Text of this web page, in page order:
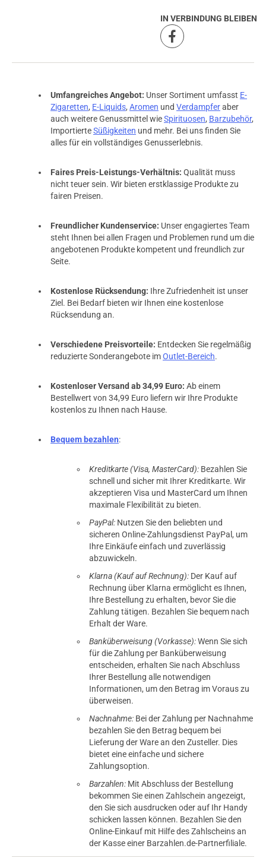
verifizierter Onlinekauf.
Hammer..........................
31.03.2021 — via
Trustedshops.de
Thomas F.
Mein Lieblings Aroma von Antimatter. Leichte Kühle und
schöner Beeren Geschmack.
23.01.2021 — via Trustedshops.de
einem Kunden
16.01.2021 — via
Trustedshops.de
einem Kunden
Absolute Empfehlung, mein lieblingsliquid,muss man
23.12.2020 — viaTrustedshops.de
verifizierter Onlinekauf.
Super Geschmack. Seit fast 2 Jahren mein allday
20.12.2020 — viaTrustedshops.de
verifizierter Onlinekauf.
Schmeckt super, gut zu mischen
verifizierter Onlinekauf.
Das Liquid schmeckt sehr gut und ich einfach zu
21.06.2020 — viaTrustedshops.de
IN VERBINDUNG BLEIBEN
Umfangreiches Angebot: Unser Sortiment umfasst E-
Zigaretten, E-Liquids, Aromen und Verdampferaber
auch weitere Genussmittel wieSpirituosen, Barzubehör,
ImportierteSüßigkeiten und mehr. Bei uns finden Sie
alles für ein vollständiges Genusserlebnis.
Faires Preis-Leistungs-Verhältnis: Qualität muss
nicht teuer sein. Wir bieten erstklassige Produkte zu
fairen Preisen.
Freundlicher Kundenservice: Unser engagiertes Team
steht Ihnen bei allen Fragen und Problemen rund um die
angebotenen Produkte kompetent und freundlich zur
Seite.
Kostenlose Rücksendung: Ihre Zufriedenheit ist unser
Ziel. Bei Bedarf bieten wir Ihnen eine kostenlose
Rücksendung an.
Verschiedene Preisvorteile: Entdecken Sie regelmäßig
reduzierte Sonderangebote imOutlet-Bereich.
Kostenloser Versand ab 34,99 Euro: Ab einem
Bestellwert von 34,99 Euro liefern wir Ihre Produkte
kostenlos zu Ihnen nach Hause.
Bequem bezahlen:
Kreditkarte (Visa, MasterCard): Bezahlen Sie
schnell und sicher mit Ihrer Kreditkarte. Wir
akzeptieren Visa und MasterCard um Ihnen
maximale Flexibilität zu bieten.
PayPal: Nutzen Sie den beliebten und
sicheren Online-Zahlungsdienst PayPal, um
Ihre Einkäufe einfach und zuverlässig
abzuwickeln.
Klarna (Kauf auf Rechnung): Der Kauf auf
Rechnung über Klarna ermöglicht es Ihnen,
Ihre Bestellung zu erhalten, bevor Sie die
Zahlung tätigen. Bezahlen Sie bequem nach
Erhalt der Ware.
Banküberweisung (Vorkasse):Wenn Sie sich
für die Zahlung per Banküberweisung
entscheiden, erhalten Sie nach Abschluss
Ihrer Bestellung alle notwendigen
Informationen, um den Betrag im Voraus zu
überweisen.
Nachnahme: Bei der Zahlung per Nachnahme
bezahlen Sie den Betrag bequem bei
Lieferung der Ware an den Zusteller. Dies
bietet eine einfache und sichere
Zahlungsoption.
Barzahlen: Mit Abschluss der Bestellung
bekommen Sie einen Zahlschein angezeigt,
den Sie sich ausdrucken oder auf Ihr Handy
schicken lassen können. Bezahlen Sie den
Online-Einkauf mit Hilfe des Zahlscheins an
der Kasse einer Barzahlen.de-Partnerfiliale.